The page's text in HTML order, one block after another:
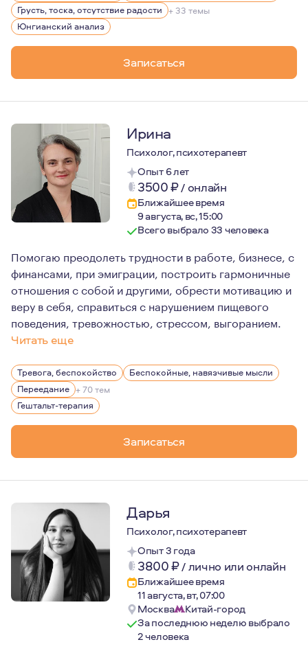
Грусть, тоска, отсутствие радости + 33 темы
Юнгианский анализ
Записаться
Ирина
Психолог, психотерапевт
Опыт 6 лет
3500₽/ онлайн
Ближайшее время
9 августа, вс, 15:00
Всего выбрало 33 человека
Помогаю преодолеть трудности в работе, бизнесе, с
финансами, при эмиграции, построить гармоничные
отношения с собой и другими, обрести мотивацию и
веру в себя, справиться с нарушением пищевого
поведения, тревожностью, стрессом, выгоранием.
Читать еще
Для меня представляет интерес сам человек, как
Тревога, беспокойство
Беспокойные, навязчивые мысли
Переедание + 70 тем
Гештальт-терапия
Записаться
Дарья
Психолог, психотерапевт
Опыт 3 года
3800₽/лично или онлайн
Ближайшее время
11 августа, вт, 07:00
Москва
Китай-город
За последнюю неделю выбрало
2 человека